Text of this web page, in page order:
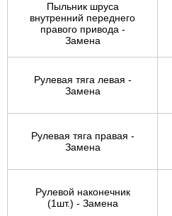
Пыльник шруса
внутренний переднего
правого привода -
Замена
Рулевая тяга левая -
Замена
Рулевая тяга правая -
Замена
Рулевой наконечник
(1шт.) - Замена